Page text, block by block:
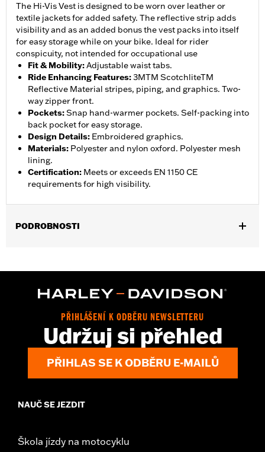
The Hi-Vis Vest is designed to be worn over leather or
textile jackets for added safety. The reflective strip adds
visibility and as an added bonus the vest packs into itself
for easy storage while on your bike. Ideal for rider
conspicuity, not intended for occupational use
Fit & Mobility:Adjustable waist tabs.
Ride Enhancing Features:3MTM ScotchliteTM
Reflective Material stripes, piping, and graphics. Two-
way zipper front.
Pockets:Snap hand-warmer pockets. Self-packing into
back pocket for easy storage.
Design Details: Embroidered graphics.
Materials: Polyester and nylon oxford. Polyester mesh
lining.
Certification: Meets or exceeds EN 1150 CE
requirements for high visibility.
PODROBNOSTI
Functional Features:Adjustable Waist,Pockets,Reflective,Self
WARRANTY:2 year limited warranty – Go towww.h-
d.com/warrantyfor full details
Imported
PŘIHLÁŠENÍ K ODBĚRU NEWSLETTERU
Udržuj si přehled
PŘIHLAS SE K ODBĚRU E-MAILŮ
NAUČ SE JEZDIT
Škola jízdy na motocyklu